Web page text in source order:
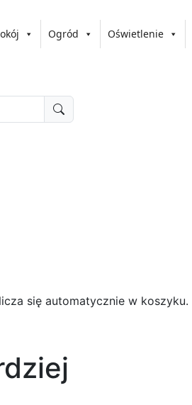
Ogród Oświetlenie
się automatycznie w koszyku.